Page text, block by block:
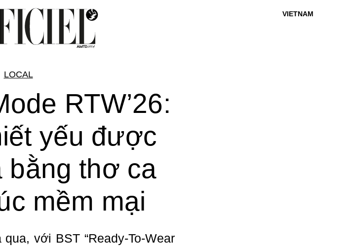
VIETNAM
LOCAL
RTW’26:
yếu được
bằng thơ ca
mềm mại
với BST “Ready-To-Wear